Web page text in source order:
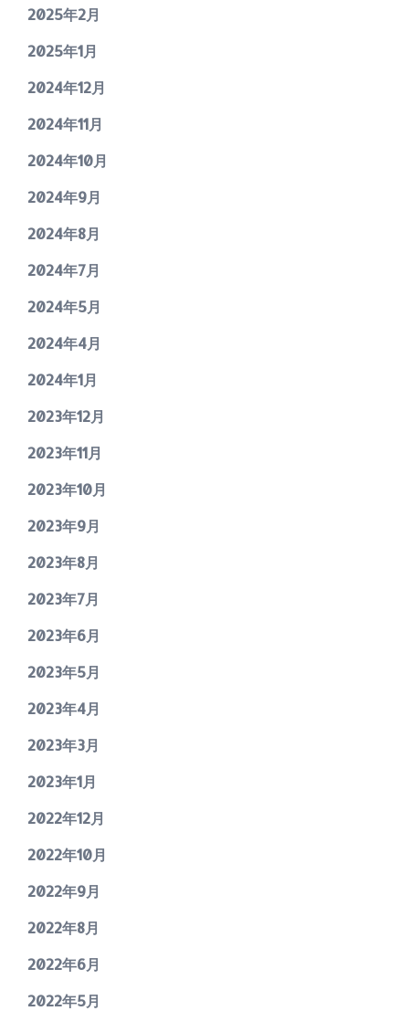
2025年2月
2025年1月
2024年12月
2024年11月
2024年10月
2024年9月
2024年8月
2024年7月
2024年5月
2024年4月
2024年1月
2023年12月
2023年11月
2023年10月
2023年9月
2023年8月
2023年7月
2023年6月
2023年5月
2023年4月
2023年3月
2023年1月
2022年12月
2022年10月
2022年9月
2022年8月
2022年6月
2022年5月